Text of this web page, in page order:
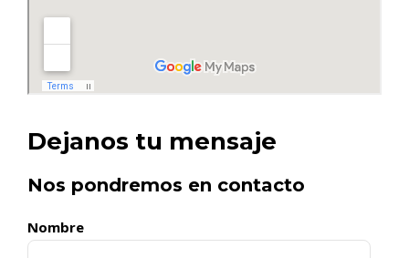
Dejanos tu mensaje
Nos pondremos en contacto
Nombre